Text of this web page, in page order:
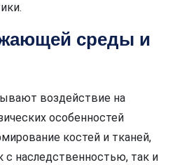
среды и
воздействие на
особенностей
костей и тканей,
с наследственностью, так и